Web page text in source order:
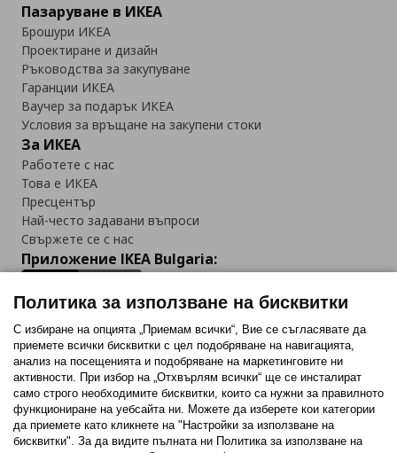
Пазаруване в ИКЕА
Брошури ИКЕА
Проектиране и дизайн
Ръководства за закупуване
Гаранции ИКЕА
Ваучер за подарък ИКЕА
Условия за връщане на закупени стоки
За ИКЕА
Работете с нас
Това е ИКЕА
Пресцентър
Най-често задавани въпроси
Свържете се с нас
Приложение IKEA Bulgaria:
Последвайте ни:
FacebookTwitterYoutubePinterestInstagram
Политика за използване на бисквитки
С избиране на опцията „Приемам всички“, Вие се съгласявате да
приемете всички бисквитки с цел подобряване на навигацията,
анализ на посещенията и подобряване на маркетинговите ни
активности. При избор на „Отхвърлям всички“ ще се инсталират
само строго необходимитe бисквитки, които са нужни за правилното
функциониране на уебсайта ни. Можете да изберете кои категории
да приемете като кликнете на "Настройки за използване на
бисквитки". За да видите пълната ни Политика за използване на